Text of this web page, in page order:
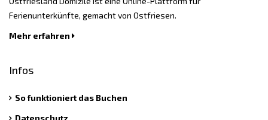
Ferienunterkünfte, gemacht von Ostfriesen.
Mehr erfahren
Infos
So funktioniert das Buchen
Datenschutz